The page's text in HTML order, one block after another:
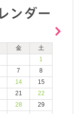
金
土
1
7
8
14
15
21
22
28
29